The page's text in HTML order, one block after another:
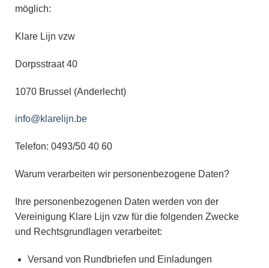
möglich:
Klare Lijn vzw
Dorpsstraat 40
1070 Brussel (Anderlecht)
info@klarelijn.be
Telefon: 0493/50 40 60
Warum verarbeiten wir personenbezogene Daten?
Ihre personenbezogenen Daten werden von der
Vereinigung Klare Lijn vzw für die folgenden Zwecke
und Rechtsgrundlagen verarbeitet:
Versand von Rundbriefen und Einladungen